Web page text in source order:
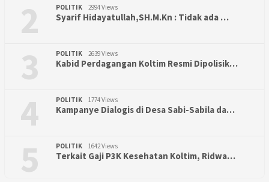
2 POLITIK 2994 Views
Syarif Hidayatullah,SH.M.Kn : Tidak ada …
3 POLITIK 2639 Views
Kabid Perdagangan Koltim Resmi Dipolisik…
4 POLITIK 1774 Views
Kampanye Dialogis di Desa Sabi-Sabila da…
5 POLITIK 1642 Views
Terkait Gaji P3K Kesehatan Koltim, Ridwa…